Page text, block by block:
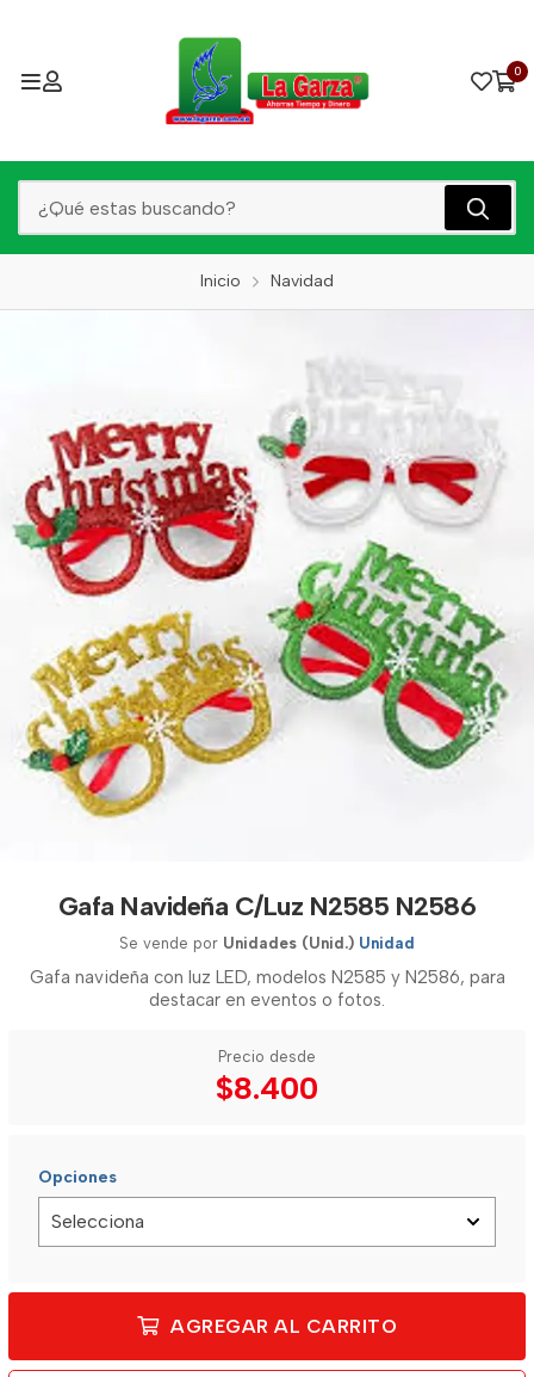
0
Inicio Navidad
Gafa Navideña C/Luz N2585 N2586
Se vende por Unidades (Unid.) Unidad
Gafa navideña con luz LED, modelos N2585 y N2586, para
destacar en eventos o fotos.
Precio desde
$8.400
Opciones
AGREGAR AL CARRITO